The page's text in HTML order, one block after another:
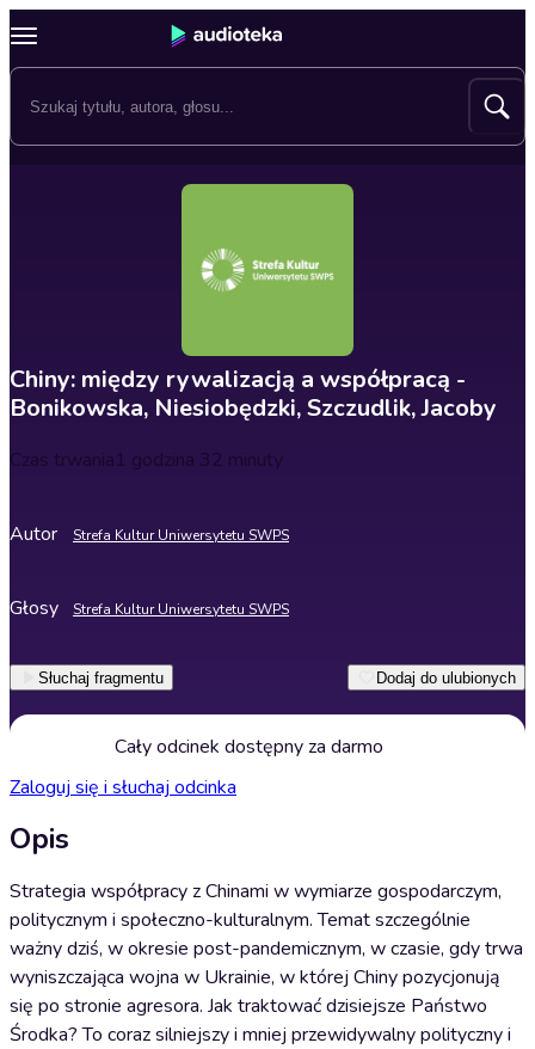
Chiny: między rywalizacją a współpracą -
Bonikowska, Niesiobędzki, Szczudlik, Jacoby
Czas trwania1 godzina 32 minuty
Autor Strefa Kultur Uniwersytetu SWPS
Głosy Strefa Kultur Uniwersytetu SWPS
Słuchaj fragmentu Dodaj do ulubionych
Cały odcinek dostępny za darmo
Zaloguj się i słuchaj odcinka
Opis
Strategia współpracy z Chinami w wymiarze gospodarczym,
politycznym i społeczno-kulturalnym. Temat szczególnie
ważny dziś, w okresie post-pandemicznym, w czasie, gdy trwa
wyniszczająca wojna w Ukrainie, w której Chiny pozycjonują
się po stronie agresora. Jak traktować dzisiejsze Państwo
Środka? To coraz silniejszy i mniej przewidywalny polityczny i